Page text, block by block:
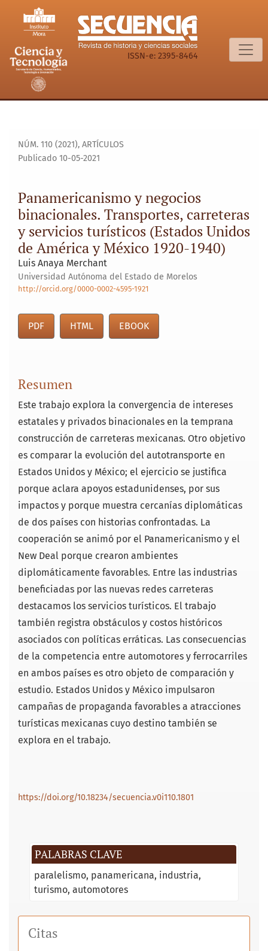
Panamericanismo y negocios binacionales. Transportes,
ISSN-e: 2395-8464
NÚM. 110 (2021), ARTÍCULOS
Panamericanismo y negocios
binacionales. Transportes, carreteras
y servicios turísticos (Estados Unidos
de América y México 1920-1940)
Publicado 10-05-2021
Luis Anaya Merchant
Universidad Autónoma del Estado de Morelos
http://orcid.org/0000-0002-4595-1921
PDF HTML EBOOK
PALABRAS CLAVE
paralelismo panamericana industria
turismo automotores
Resumen
Este trabajo explora la convergencia de intereses
estatales y privados binacionales en la temprana
construcción de carreteras mexicanas. Otro objetivo
es comparar la evolución del autotransporte en
Estados Unidos y México; el ejercicio se justifica
porque aclara apoyos estadunidenses, por sus
impactos y porque muestra cercanías diplomáticas
de dos países con historias confrontadas. La
cooperación se animó por el Panamericanismo y el
New Deal porque crearon ambientes
diplomáticamente favorables. Entre las industrias
beneficiadas por las nuevas redes carreteras
destacamos los servicios turísticos. El trabajo
también registra obstáculos y costos históricos
asociados con políticas erráticas. Las consecuencias
de la competencia entre automotores y ferrocarriles
en ambos países es otro objeto de comparación y
estudio. Estados Unidos y México impulsaron
campañas de propaganda favorables a atracciones
turísticas mexicanas cuyo destino también se
explora en el trabajo.
https://doi.org/10.18234/secuencia.v0i110.1801
Citas